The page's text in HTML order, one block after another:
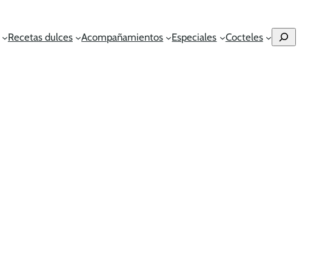
Recetas dulces Acompañamientos Especiales Cocteles Buscar